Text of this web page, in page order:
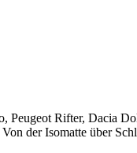
Peugeot Rifter, Dacia
der Isomatte über